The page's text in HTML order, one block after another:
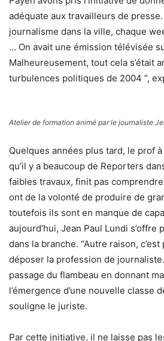
adéquate aux travailleurs de
journalisme dans la ville, chaque
… On avait une émission télévisée
Malheureusement, tout cela s’était
turbulences politiques de 2004 ”,
Atelier de formation animé par le journaliste
Quelques années plus tard, le prof à
qu’il y a beaucoup de Reporters
faibles travaux, finit pas
ont de la volonté de produire de
toutefois ils sont en manque de
aujourd’hui, Jean Paul Lundi
dans la branche. “Autre raison,
déposer la profession de
passage du flambeau en donnant
l’émergence d’une nouvelle classe
souligne le juriste.
Par cette initiative, il ne laisse pas